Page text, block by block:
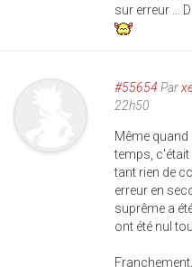
sur erreur ...
#55654 Par
22h50
Même quand
temps, c'était
tant rien de
erreur en
suprême a
ont été nul